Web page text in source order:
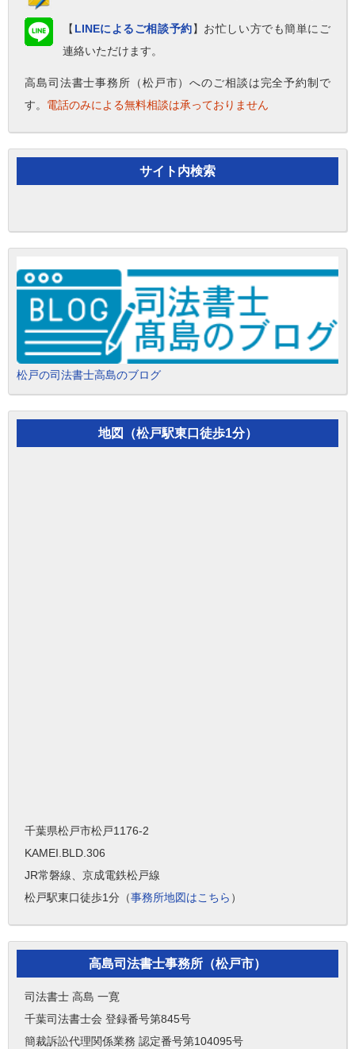
【 LINEによるご相談予約】お忙しい方でも簡単にご
連絡いただけます。
高島司法書士事務所（松戸市）へのご相談は完全予約制で
す。 電話のみによる無料相談は承っておりません
サイト内検索
松戸の司法書士高島のブログ
地図（松戸駅東口徒歩1分）
千葉県松戸市松戸1176-2
KAMEI.BLD.306
JR常磐線、京成電鉄松戸線
松戸駅東口徒歩1分（事務所地図はこちら ）
高島司法書士事務所（松戸市）
司法書士 高島 一寛
千葉司法書士会 登録番号第845号
簡裁訴訟代理関係業務 認定番号第104095号